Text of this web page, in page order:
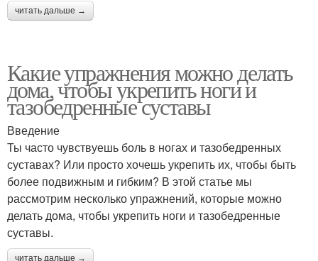
читать дальше →
Какие упражнения можно делать
дома, чтобы укрепить ноги и
тазобедренные суставы
Введение
Ты часто чувствуешь боль в ногах и тазобедренных
суставах? Или просто хочешь укрепить их, чтобы быть
более подвижным и гибким? В этой статье мы
рассмотрим несколько упражнений, которые можно
делать дома, чтобы укрепить ноги и тазобедренные
суставы.
читать дальше →